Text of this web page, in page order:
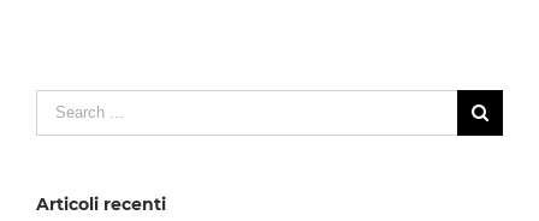
Search
for:
Articoli recenti